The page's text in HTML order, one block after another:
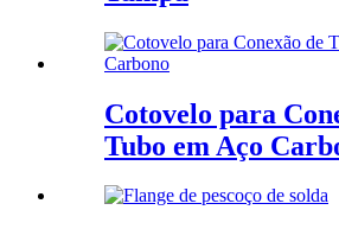
Cotovelo para
Tubo em Aço